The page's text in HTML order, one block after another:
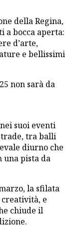
della Regina,
a bocca aperta:
d’arte,
e bellissimi
non sarà da
suoi eventi
tra balli
diurno che
una pista da
la sfilata
creatività, e
chiude il